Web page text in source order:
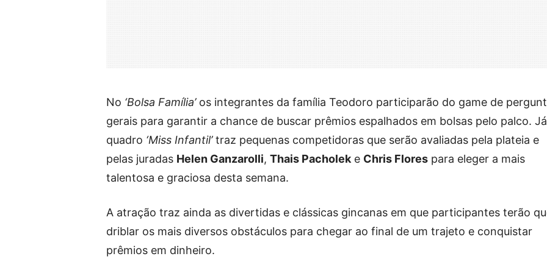
No ‘Bolsa Família’os integrantes da família Teodoro participarão do game de
gerais para garantir a chance de buscar prêmios espalhados em bolsas pelo palco.
quadro ‘Miss Infantil’traz pequenas competidoras que serão avaliadas pela plateia e
pelas juradas Helen Ganzarolli, Thais Pacholek e Chris Flores para eleger a mais
talentosa e graciosa desta semana.
A atração traz ainda as divertidas e clássicas gincanas em que participantes terão
driblar os mais diversos obstáculos para chegar ao final de um trajeto e conquistar
prêmios em dinheiro.